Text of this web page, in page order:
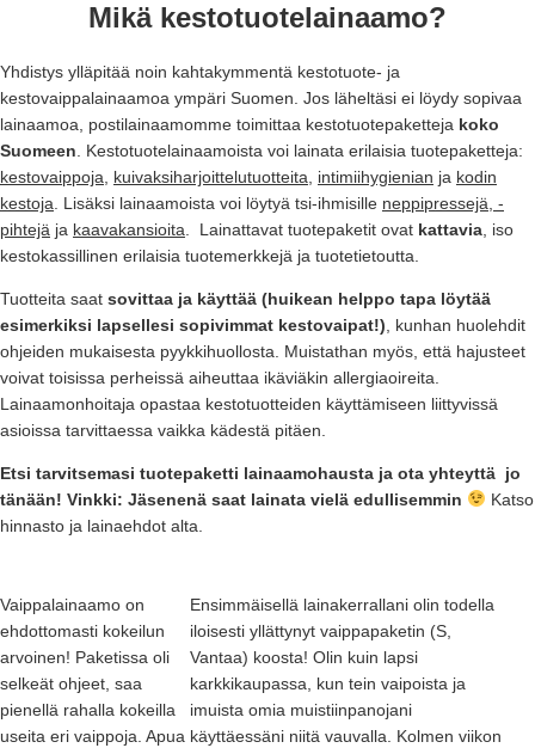
Mikä kestotuotelainaamo?
Yhdistys ylläpitää noin kahtakymmentä kestotuote- ja
kestovaippalainaamoa ympäri Suomen. Jos läheltäsi ei löydy sopivaa
lainaamoa, postilainaamomme toimittaa kestotuotepaketteja koko
Suomeen . Kestotuotelainaamoista voi lainata erilaisia tuotepaketteja:
kestovaippoja
kuivaksiharjoittelutuotteita intimiihygienian ja kodin
kestoja . Lisäksi lainaamoista voi löytyä tsi-ihmisille neppipressejä, -
pihtejä ja kaavakansioita . Lainattavat tuotepaketit ovat kattavia , iso
kestokassillinen erilaisia tuotemerkkejä ja tuotetietoutta.
Tuotteita saat sovittaa ja käyttää (huikean helppo tapa löytää
esimerkiksi lapsellesi sopivimmat kestovaipat!) , kunhan huolehdit
ohjeiden mukaisesta pyykkihuollosta. Muistathan myös, että hajusteet
voivat toisissa perheissä aiheuttaa ikäviäkin allergiaoireita.
Lainaamonhoitaja opastaa kestotuotteiden käyttämiseen liittyvissä
asioissa tarvittaessa vaikka kädestä pitäen.
Etsi tarvitsemasi tuotepaketti lainaamohausta ja ota yhteyttä jo
tänään! Vinkki: Jäsenenä saat lainata vielä edullisemmin
Katso
hinnasto ja lainaehdot alta.
Vaippalainaamo on
ehdottomasti kokeilun
arvoinen! Paketissa oli
selkeät ohjeet, saa
pienellä rahalla kokeilla
useita eri vaippoja. Apua
Ensimmäisellä lainakerrallani olin todella
iloisesti yllättynyt vaippapaketin (S,
Vantaa) koosta! Olin kuin lapsi
karkkikaupassa, kun tein vaipoista ja
imuista omia muistiinpanojani
käyttäessäni niitä vauvalla. Kolmen viikon